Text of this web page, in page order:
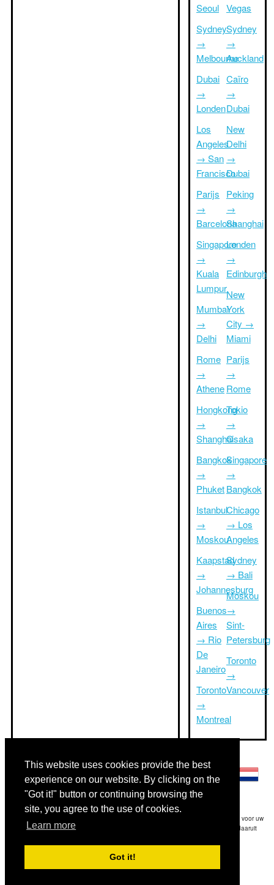
This website uses cookies provide the best
experience on our website. By clicking on the
"Got it!" button or continuing browsing the
site, you agree to the use of cookies.
Learn more
Got it!
Seoul
Sydney
→
Melbourne
Dubai
→
Londen
Los
Angeles
→ San
Francisco
Parijs
→
Barcelona
Singapore
→
Kuala
Lumpur
Mumbai
→
Delhi
Rome
→
Athene
Hongkong
→
Shanghai
Bangkok
→
Phuket
Istanbul
→
Moskou
Kaapstad
→
Johannesburg
Buenos
Aires
→ Rio
De
Janeiro
Toronto
→
Montreal
Vegas
Sydney
→
Auckland
Caïro
→
Dubai
New
Delhi
→
Dubai
Peking
→
Shanghai
Londen
→
Edinburgh
New
York
City →
Miami
Parijs
→
Rome
Tokio
→
Osaka
Singapore
→
Bangkok
Chicago
→ Los
Angeles
Sydney
→ Bali
Moskou
→
Sint-
Petersburg
Toronto
→
Vancouver
Disclaimer: De op deze website afgebeelde gegevens is onze beste schatting en voor uw
referentie.Triptimeto.com is niet aansprakelijk voor eventuele trip delay en / of daaruit